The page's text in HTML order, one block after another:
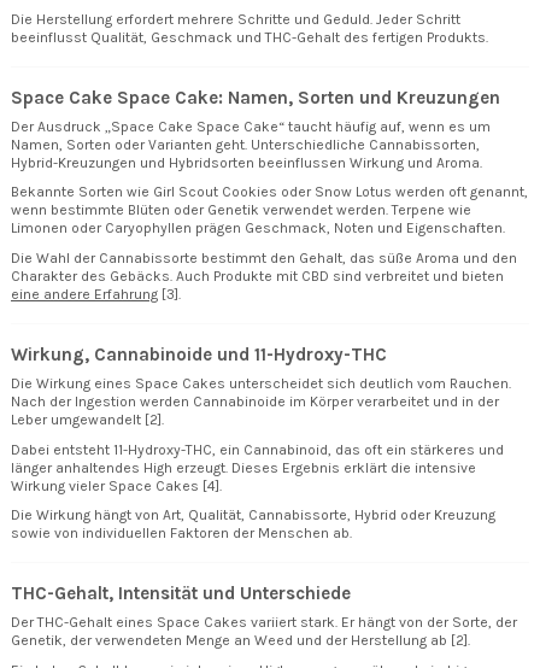
Die Herstellung erfordert mehrere Schritte und Geduld. Jeder Schritt
beeinflusst Qualität, Geschmack und THC-Gehalt des fertigen Produkts.
Space Cake Space Cake: Namen, Sorten und Kreuzungen
Der Ausdruck „Space Cake Space Cake“ taucht häufig auf, wenn es um
Namen, Sorten oder Varianten geht. Unterschiedliche Cannabissorten,
Hybrid-Kreuzungen und Hybridsorten beeinflussen Wirkung und Aroma.
Bekannte Sorten wie Girl Scout Cookies oder Snow Lotus werden oft genannt,
wenn bestimmte Blüten oder Genetik verwendet werden. Terpene wie
Limonen oder Caryophyllen prägen Geschmack, Noten und Eigenschaften.
Die Wahl der Cannabissorte bestimmt den Gehalt, das süße Aroma und den
Charakter des Gebäcks. Auch Produkte mit CBD sind verbreitet und bieten
eine andere Erfahrung [3].
Wirkung, Cannabinoide und 11-Hydroxy-THC
Die Wirkung eines Space Cakes unterscheidet sich deutlich vom Rauchen.
Nach der Ingestion werden Cannabinoide im Körper verarbeitet und in der
Leber umgewandelt [2].
Dabei entsteht 11-Hydroxy-THC, ein Cannabinoid, das oft ein stärkeres und
länger anhaltendes High erzeugt. Dieses Ergebnis erklärt die intensive
Wirkung vieler Space Cakes [4].
Die Wirkung hängt von Art, Qualität, Cannabissorte, Hybrid oder Kreuzung
sowie von individuellen Faktoren der Menschen ab.
THC-Gehalt, Intensität und Unterschiede
Der THC-Gehalt eines Space Cakes variiert stark. Er hängt von der Sorte, der
Genetik, der verwendeten Menge an Weed und der Herstellung ab [2].